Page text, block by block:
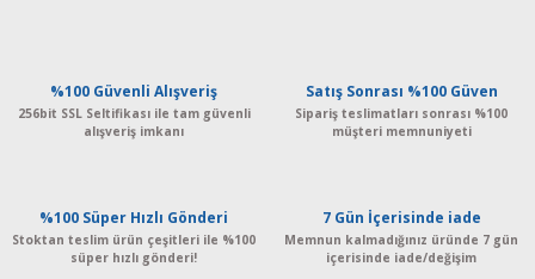
%100 Güvenli Alışveriş
256bit SSL Seltifikası ile tam güvenli
alışveriş imkanı
Satış Sonrası %100 Güven
Sipariş teslimatları sonrası %100
müşteri memnuniyeti
%100 Süper Hızlı Gönderi
Stoktan teslim ürün çeşitleri ile %100
süper hızlı gönderi!
7 Gün İçerisinde iade
Memnun kalmadığınız üründe 7 gün
içerisinde iade/değişim